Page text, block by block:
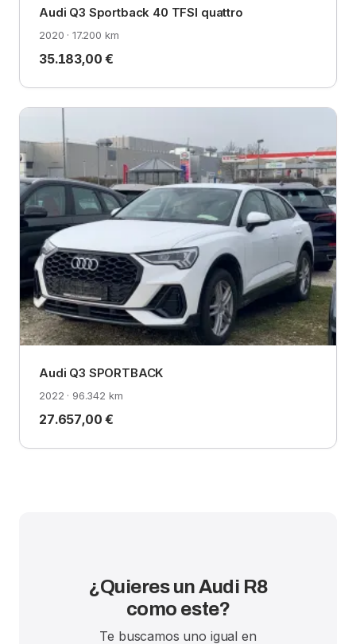
Audi Q3 Sportback 40 TFSI quattro
2020 · 17.200 km
35.183,00 €
Audi Q3 SPORTBACK
2022 · 96.342 km
27.657,00 €
¿Quieres un Audi R8
como este?
Te buscamos uno igual en